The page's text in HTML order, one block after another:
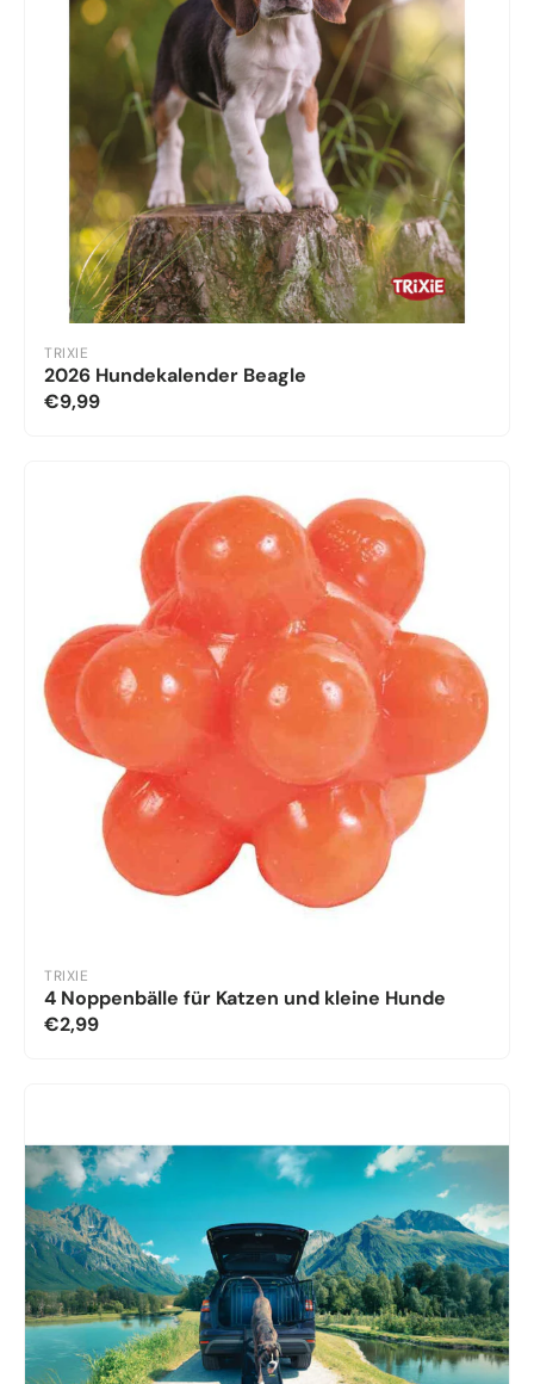
TRIXIE
2026 Hundekalender Beagle
€9,99
TRIXIE
4 Noppenbälle für Katzen und kleine Hunde
€2,99